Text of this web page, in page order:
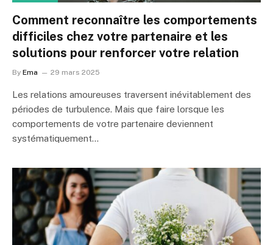
Comment reconnaître les comportements
difficiles chez votre partenaire et les
solutions pour renforcer votre relation
By Ema 29 mars 2025
Les relations amoureuses traversent inévitablement des
périodes de turbulence. Mais que faire lorsque les
comportements de votre partenaire deviennent
systématiquement…